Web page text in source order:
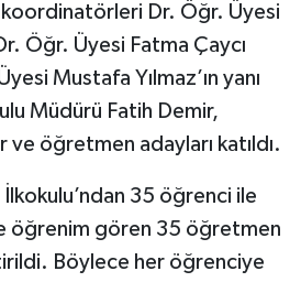
koordinatörleri Dr. Öğr. Üyesi
Öğr. Üyesi Fatma Çaycı
Mustafa Yılmaz’ın yanı
Müdürü Fatih Demir,
öğretmen adayları katıldı.
35 öğrenci ile
öğrenim gören 35 öğretmen
Böylece her öğrenciye